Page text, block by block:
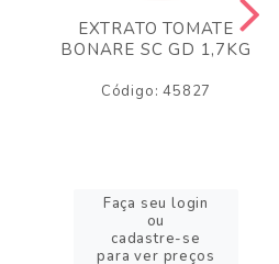
EXTRATO TOMATE
BONARE SC GD 1,7KG
Código: 45827
Faça seu login
ou
cadastre-se
para ver preços